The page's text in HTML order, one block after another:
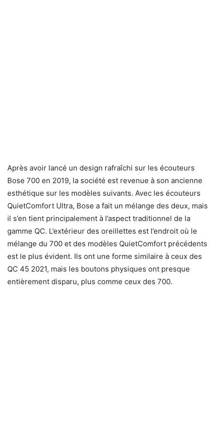
Après avoir lancé un design rafraîchi sur les écouteurs
Bose 700 en 2019, la société est revenue à son ancienne
esthétique sur les modèles suivants. Avec les écouteurs
QuietComfort Ultra, Bose a fait un mélange des deux, mais
il s’en tient principalement à l’aspect traditionnel de la
gamme QC. L’extérieur des oreillettes est l’endroit où le
mélange du 700 et des modèles QuietComfort précédents
est le plus évident. Ils ont une forme similaire à ceux des
QC 45 2021, mais les boutons physiques ont presque
entièrement disparu, plus comme ceux des 700.